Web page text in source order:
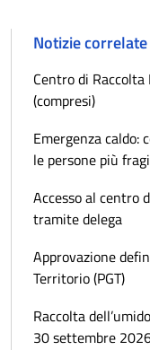
Notizie correlate
Centro di
(compresi)
Emergenza caldo:
le persone più
Accesso al centro
tramite delega
Approvazione
Territorio (PGT)
Raccolta
30 settembre